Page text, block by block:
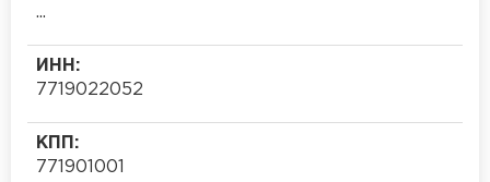
...
ИНН:
7719022052
КПП:
771901001